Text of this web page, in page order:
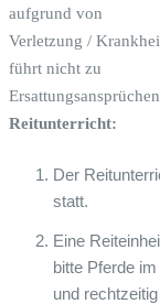
aufgrund von
Verletzung /
führt nicht zu
Reitunterricht:
Der
statt.
Eine
bitte Pferde
und